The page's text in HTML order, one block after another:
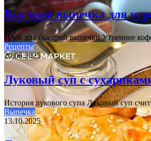
Быстрая выпечка для
Идеи для быстрой выпечки Утреннее
Рецепты
20.06.2025
Луковый суп с
История лукового супа Луковый суп
Выпечка
13.10.2025